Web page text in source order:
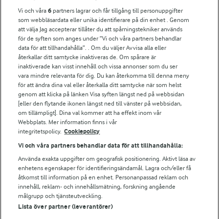
För ägare
Arlas kundportal
Arla.com
Falbygdens Ost
Arla webbshop
Bildbank
Följ oss
© 2026 Arla Foods
Vi och våra6 partners lagrar och får tillgång till personuppgifter
som webbläsardata eller unika identifierare på din enhet . Genom
att välja Jag accepterar tillåter du att spårningstekniker används
för de syften som anges under ”Vi och våra partners behandlar
data för att tillhandahålla”. . Om du väljer Avvisa alla eller
återkallar ditt samtycke inaktiveras de. Om spårare är
inaktiverade kan visst innehåll och vissa annonser som du ser
vara mindre relevanta för dig. Du kan återkomma till denna meny
för att ändra dina val eller återkalla ditt samtycke när som helst
genom att klicka på länken Visa syften längst ned på webbsidan
[eller den flytande ikonen längst ned till vänster på webbsidan,
om tillämpligt]. Dina val kommer att ha effekt inom vår
Webbplats. Mer information finns i vår
integritetspolicy. Cookiepolicy
Vi och våra partners behandlar data för att tillhandahålla:
Använda exakta uppgifter om geografisk positionering. Aktivt läsa av
enhetens egenskaper för identifieringsändamål. Lagra och/eller få
åtkomst till information på en enhet. Personanpassad reklam och
innehåll, reklam- och innehållsmätning, forskning angående
målgrupp och tjänsteutveckling.
Lista över partner (leverantörer)